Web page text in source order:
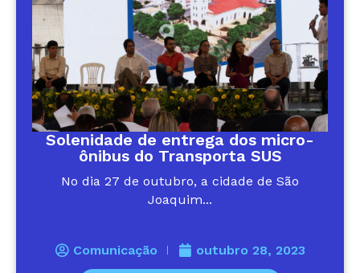
Solenidade de entrega dos micro-
ônibus do Transporta SUS
No dia 27 de outubro, a cidade de São
Joaquim...
Comunicação outubro 28, 2023